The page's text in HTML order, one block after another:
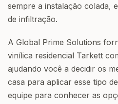
sempre a instalação colada,
de infiltração.
A Global Prime Solutions
vinílica residencial Tarkett
ajudando você a decidir os
casa para aplicar esse tipo
equipe para conhecer as